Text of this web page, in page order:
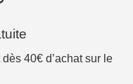
40€ d’achat sur le